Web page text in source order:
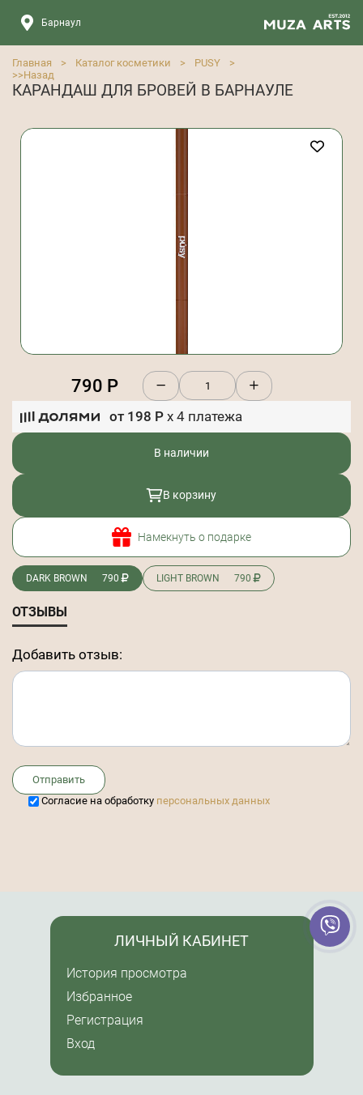
Барнаул
Главная > Каталог косметики > PUSY
>
>>Назад
КАРАНДАШ ДЛЯ БРОВЕЙ В БАРНАУЛЕ
790 Р
от 198 Р x 4 платежа
В наличии
В корзину
Намекнуть о подарке
DARK BROWN 790 LIGHT BROWN 790
ОТЗЫВЫ
Добавить отзыв:
Отправить
Cогласие на обработку персональных данных
ЛИЧНЫЙ КАБИНЕТ
История просмотра
Избранное
Регистрация
Вход